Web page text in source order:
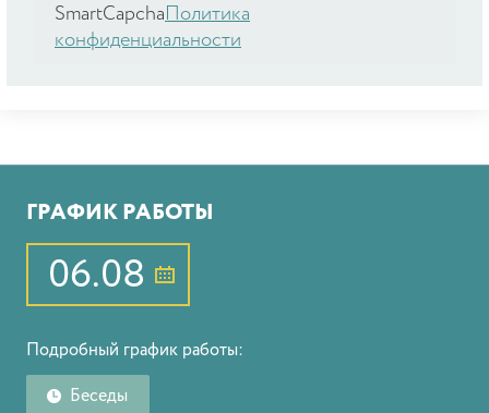
SmartCapcha Политика
конфиденциальности
ГРАФИК РАБОТЫ
06.08
Подробный график работы:
Беседы